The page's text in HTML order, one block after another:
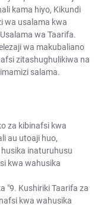
kama hiyo, Kikundi
wa usalama kwa
wa Taarifa.
wa makubaliano
zitashughulikiwa na
salama.
za kibinafsi kwa
au utoaji huo,
inaturuhusu
kwa wahusika
"9. Kushiriki Taarifa za
kwa wahusika